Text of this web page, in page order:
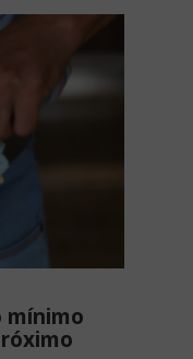
mínimo